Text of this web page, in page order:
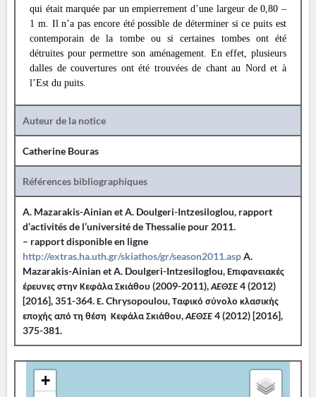
qui était marquée par un empierrement d’une largeur de 0,80 –
1 m. Il n’a pas encore été possible de déterminer si ce puits est
contemporain de la tombe ou si certaines tombes ont été
détruites pour permettre son aménagement. En effet, plusieurs
dalles de couvertures ont été trouvées de chant au Nord et à
l’Est du puits.
Auteur de la notice
Catherine Bouras
Références bibliographiques
A. Mazarakis-Ainian et A. Doulgeri-Intzesiloglou, rapport
d’activités de l’université de Thessalie pour 2011.
– rapport disponible en ligne
http://extras.ha.uth.gr/skiathos/gr/season2011.aspA.
Mazarakis-Ainian et A. Doulgeri-Intzesiloglou, Επιφανειακές
έρευνες στην Κεφάλα Σκιάθου (2009-2011),ΑΕΘΣΕ4 (2012)
[2016], 351-364. Ε. Chrysopoulou, Ταφικό σύνολο κλασικής
εποχής από τη θέση Κεφάλα Σκιάθου,ΑΕΘΣΕ4 (2012) [2016],
375-381.
+